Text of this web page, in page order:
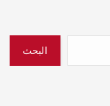
البحث